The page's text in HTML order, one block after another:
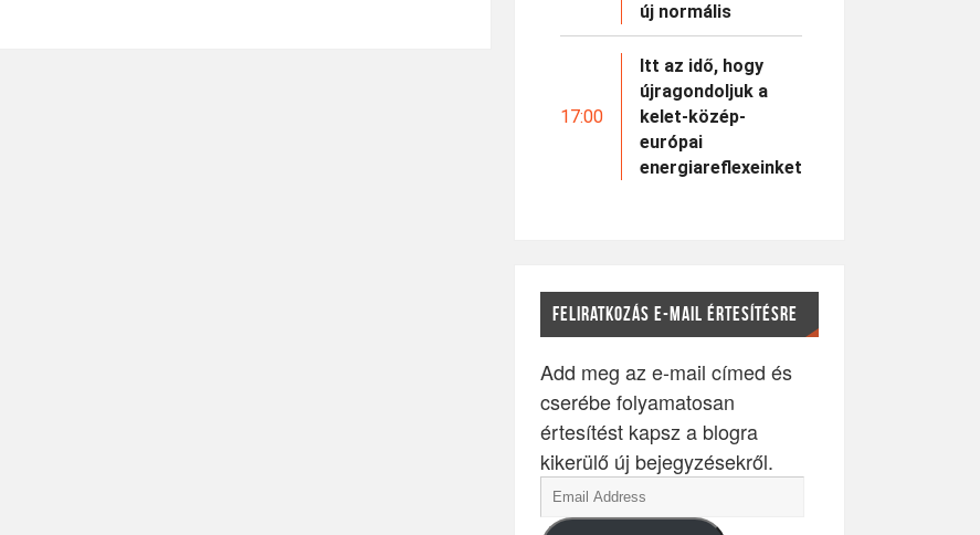
új normális
17:00
Itt az idő, hogy
újragondoljuk a
kelet-közép-
európai
energiareflexeinket
FELIRATKOZÁS E-MAIL ÉRTESÍTÉSRE
Add meg az e-mail címed és
cserébe folyamatosan
értesítést kapsz a blogra
kikerülő új bejegyzésekről.